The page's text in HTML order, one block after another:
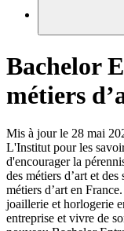
Bachelor
métiers
Mis à jour le 28 mai
L'Institut pour les
d'encourager la
des métiers d’art et
métiers d’art en
joaillerie et horlogerie
entreprise et vivre de